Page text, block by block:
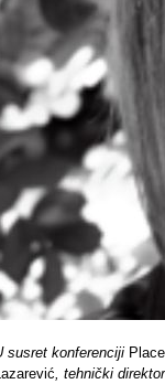
susret konferenciji
, tehnički